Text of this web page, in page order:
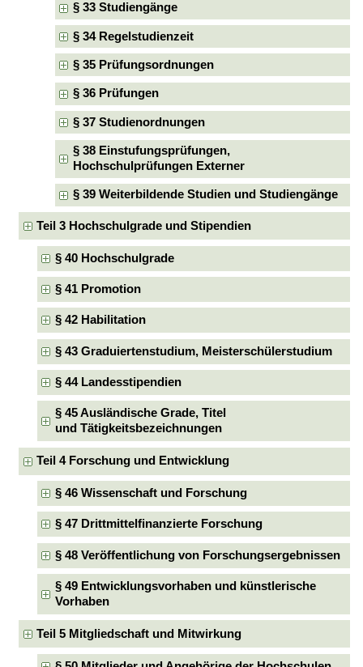
§ 33 Studiengänge
§ 34 Regelstudienzeit
§ 35 Prüfungsordnungen
§ 36 Prüfungen
§ 37 Studienordnungen
§ 38 Einstufungsprüfungen,
Hochschulprüfungen Externer
§ 39 Weiterbildende Studien und Studiengänge
Teil 3 Hochschulgrade und Stipendien
§ 40 Hochschulgrade
§ 41 Promotion
§ 42 Habilitation
§ 43 Graduiertenstudium, Meisterschülerstudium
§ 44 Landesstipendien
§ 45 Ausländische Grade, Titel
und Tätigkeitsbezeichnungen
Teil 4 Forschung und Entwicklung
§ 46 Wissenschaft und Forschung
§ 47 Drittmittelfinanzierte Forschung
§ 48 Veröffentlichung von Forschungsergebnissen
§ 49 Entwicklungsvorhaben und künstlerische
Vorhaben
Teil 5 Mitgliedschaft und Mitwirkung